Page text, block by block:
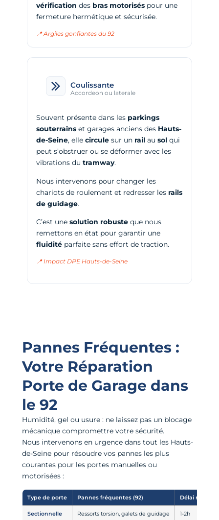
vérification des bras motoriséspour une
fermeture hermétique et sécurisée.
📍 Argiles gonflantes du 92
Coulissante
Accordeon ou laterale
Souvent présente dans les parkings
souterrainset garages anciens des Hauts-
de-Seine, elle circulesur un railau solqui
peut s’obstruer ou se déformer avec les
vibrations du tramway.
Nous intervenons pour changer les
chariots de roulement et redresser les rails
de guidage.
C’est unesolution robusteque nous
remettons en état pour garantir une
fluiditéparfaite sans effort de traction.
📍 Impact DPE Hauts-de-Seine
Pannes Fréquentes :
Votre Réparation
Porte de Garage dans
le 92
Humidité, gel ou usure : ne laissez pas un blocage
mécanique compromettre votre sécurité.
Nous intervenons en urgence dans tout les Hauts-
de-Seine pour résoudre vos pannes les plus
courantes pour les portes manuelles ou
motorisées :
Type de porte Pannes fréquentes (92) Délai moyen
Sectionnelle Ressorts torsion, galets de guidage 1-2h